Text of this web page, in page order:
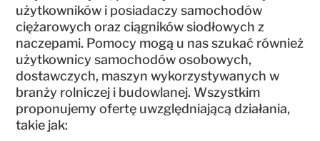
użytkowników i posiadaczy samochodów
ciężarowych oraz ciągników siodłowych z
naczepami. Pomocy mogą u nas szukać również
użytkownicy samochodów osobowych,
dostawczych, maszyn wykorzystywanych w
branży rolniczej i budowlanej. Wszystkim
proponujemy ofertę uwzględniającą działania,
takie jak: